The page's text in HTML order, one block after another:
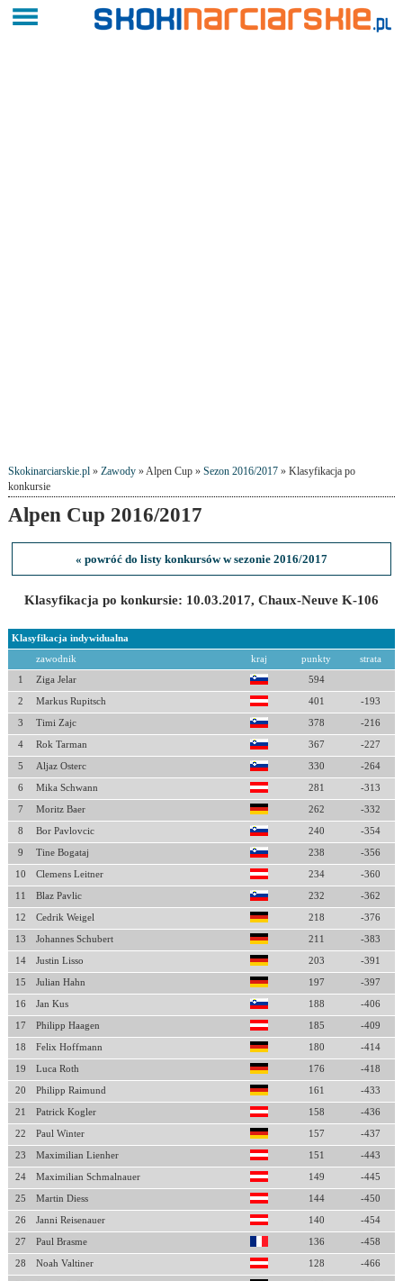
Skokinarciarskie.pl» Zawody» Alpen Cup » Sezon 2016/2017» Klasyfikacja po
konkursie
Alpen Cup 2016/2017
« powróć do listy konkursów w sezonie 2016/2017
Klasyfikacja po konkursie: 10.03.2017, Chaux-Neuve K-106
Klasyfikacja indywidualna
zawodnik kraj punkty strata
1 Ziga Jelar 594
2 Markus Rupitsch 401 -193
3 Timi Zajc 378 -216
4 Rok Tarman 367 -227
5 Aljaz Osterc 330 -264
6 Mika Schwann 281 -313
7 Moritz Baer 262 -332
8 Bor Pavlovcic 240 -354
9 Tine Bogataj 238 -356
10 Clemens Leitner 234 -360
11 Blaz Pavlic 232 -362
12 Cedrik Weigel 218 -376
13 Johannes Schubert 211 -383
14 Justin Lisso 203 -391
15 Julian Hahn 197 -397
16 Jan Kus 188 -406
17 Philipp Haagen 185 -409
18 Felix Hoffmann 180 -414
19 Luca Roth 176 -418
20 Philipp Raimund 161 -433
21 Patrick Kogler 158 -436
22 Paul Winter 157 -437
23 Maximilian Lienher 151 -443
24 Maximilian Schmalnauer 149 -445
25 Martin Diess 144 -450
26 Janni Reisenauer 140 -454
27 Paul Brasme 136 -458
28 Noah Valtiner 128 -466